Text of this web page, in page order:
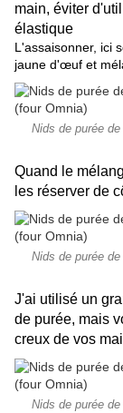
main, éviter
élastique
L'assaisonner, ici
jaune d'œuf et
Nids de purée
Quand le
les réserver de
Nids de purée
J'ai utilisé un
de purée, mais
creux de vos
Nids de purée